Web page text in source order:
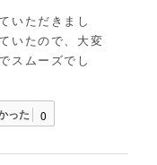
いただきまし
いたので、大変
スムーズでし
った 0